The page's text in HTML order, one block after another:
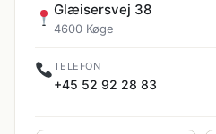
Glæisersvej 38
4600 Køge
TELEFON
+45 52 92 28 83